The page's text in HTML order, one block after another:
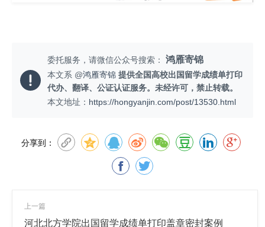
委托服务，请微信公众号搜索： 鸿雁寄锦
本文系 @鸿雁寄锦 提供全国高校出国留学成绩单打印
代办、翻译、公证认证服务。未经许可，禁止转载。
本文地址： https://hongyanjin.com/post/13530.html
分享到：
上一篇
河北北方学院出国留学成绩单打印盖章密封案例